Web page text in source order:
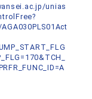
unias